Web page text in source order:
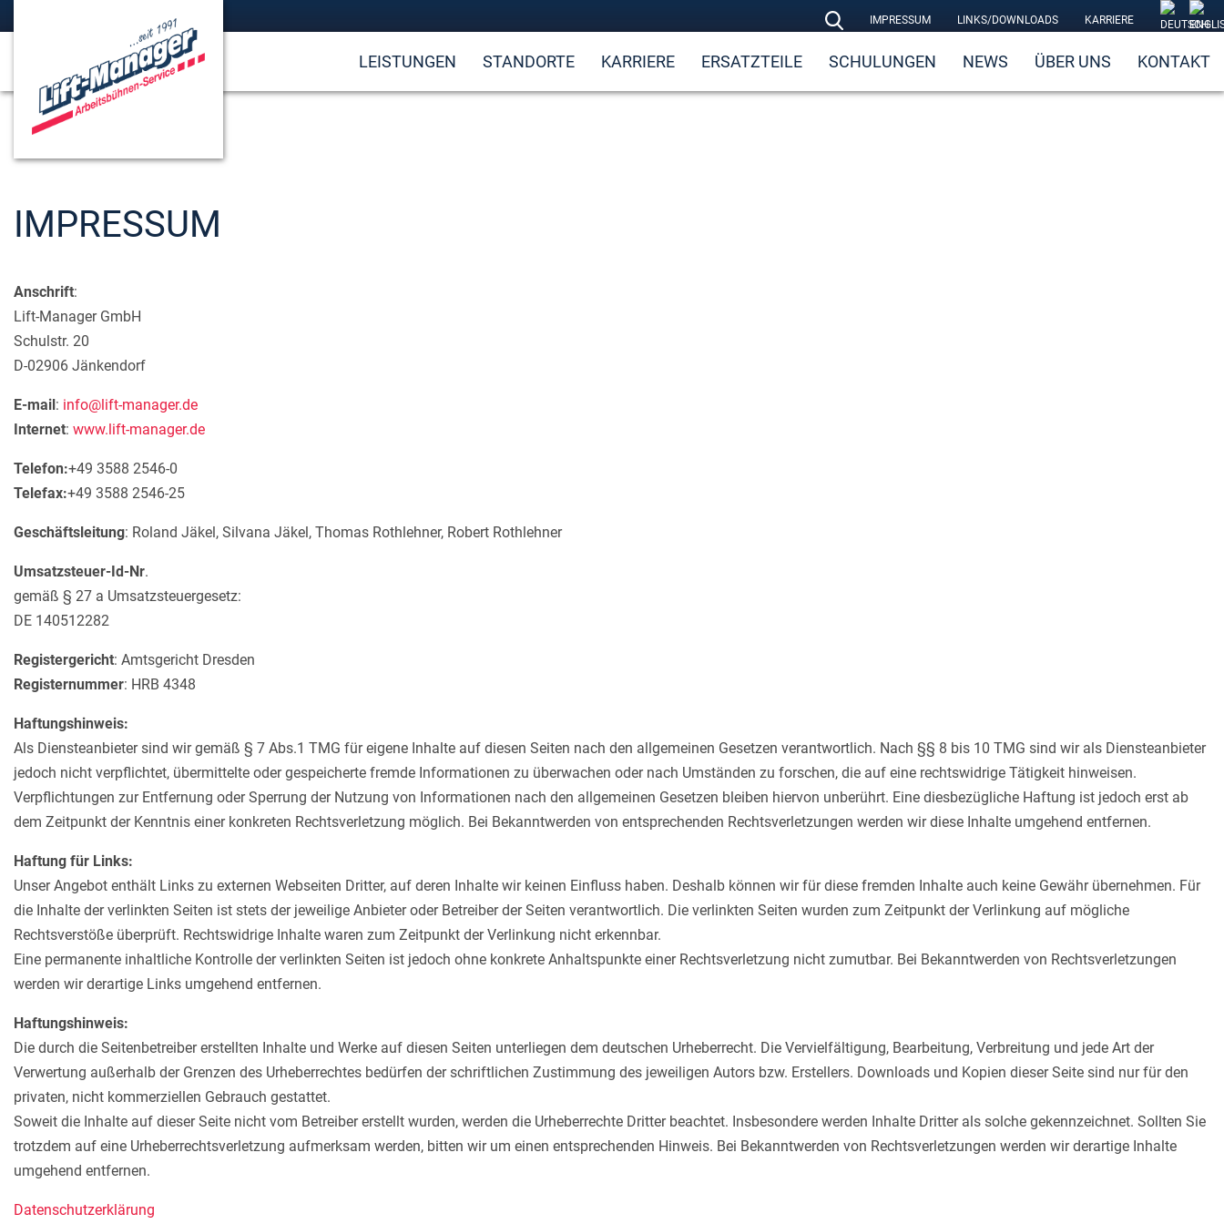
IMPRESSUM LINKS/DOWNLOADS KARRIERE
LEISTUNGEN STANDORTE KARRIERE ERSATZTEILE SCHULUNGEN NEWS ÜBER UNS KONTAKT
IMPRESSUM
Anschrift:
Lift-Manager GmbH
Schulstr. 20
D-02906 Jänkendorf
E-mail: info@lift-manager.de
Internet: www.lift-manager.de
Telefon:+49 3588 2546-0
Telefax:+49 3588 2546-25
Geschäftsleitung: Roland Jäkel, Silvana Jäkel, Thomas Rothlehner, Robert Rothlehner
Umsatzsteuer-Id-Nr.
gemäß § 27 a Umsatzsteuergesetz:
DE 140512282
Registergericht: Amtsgericht Dresden
Registernummer: HRB 4348
Haftungshinweis:
Als Diensteanbieter sind wir gemäß § 7 Abs.1 TMG für eigene Inhalte auf diesen Seiten nach den allgemeinen Gesetzen verantwortlich. Nach §§ 8 bis 10 TMG sind wir als Diensteanbieter
jedoch nicht verpflichtet, übermittelte oder gespeicherte fremde Informationen zu überwachen oder nach Umständen zu forschen, die auf eine rechtswidrige Tätigkeit hinweisen.
Verpflichtungen zur Entfernung oder Sperrung der Nutzung von Informationen nach den allgemeinen Gesetzen bleiben hiervon unberührt. Eine diesbezügliche Haftung ist jedoch erst ab
dem Zeitpunkt der Kenntnis einer konkreten Rechtsverletzung möglich. Bei Bekanntwerden von entsprechenden Rechtsverletzungen werden wir diese Inhalte umgehend entfernen.
Haftung für Links:
Unser Angebot enthält Links zu externen Webseiten Dritter, auf deren Inhalte wir keinen Einfluss haben. Deshalb können wir für diese fremden Inhalte auch keine Gewähr übernehmen. Für
die Inhalte der verlinkten Seiten ist stets der jeweilige Anbieter oder Betreiber der Seiten verantwortlich. Die verlinkten Seiten wurden zum Zeitpunkt der Verlinkung auf mögliche
Rechtsverstöße überprüft. Rechtswidrige Inhalte waren zum Zeitpunkt der Verlinkung nicht erkennbar.
Eine permanente inhaltliche Kontrolle der verlinkten Seiten ist jedoch ohne konkrete Anhaltspunkte einer Rechtsverletzung nicht zumutbar. Bei Bekanntwerden von Rechtsverletzungen
werden wir derartige Links umgehend entfernen.
Haftungshinweis:
Die durch die Seitenbetreiber erstellten Inhalte und Werke auf diesen Seiten unterliegen dem deutschen Urheberrecht. Die Vervielfältigung, Bearbeitung, Verbreitung und jede Art der
Verwertung außerhalb der Grenzen des Urheberrechtes bedürfen der schriftlichen Zustimmung des jeweiligen Autors bzw. Erstellers. Downloads und Kopien dieser Seite sind nur für den
privaten, nicht kommerziellen Gebrauch gestattet.
Soweit die Inhalte auf dieser Seite nicht vom Betreiber erstellt wurden, werden die Urheberrechte Dritter beachtet. Insbesondere werden Inhalte Dritter als solche gekennzeichnet. Sollten Sie
trotzdem auf eine Urheberrechtsverletzung aufmerksam werden, bitten wir um einen entsprechenden Hinweis. Bei Bekanntwerden von Rechtsverletzungen werden wir derartige Inhalte
umgehend entfernen.
Datenschutzerklärung